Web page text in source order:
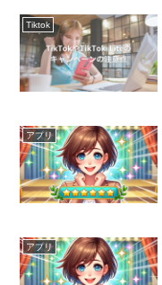
Tiktok
アプリ
アプリ